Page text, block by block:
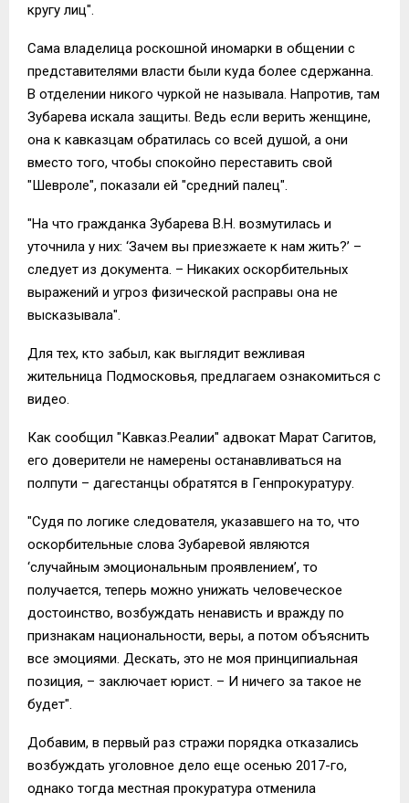
кругу лиц".
Сама владелица роскошной иномарки в общении с
представителями власти были куда более сдержанна.
В отделении никого чуркой не называла. Напротив, там
Зубарева искала защиты. Ведь если верить женщине,
она к кавказцам обратилась со всей душой, а они
вместо того, чтобы спокойно переставить свой
"Шевроле", показали ей "средний палец".
"На что гражданка Зубарева В.Н. возмутилась и
уточнила у них: ‘Зачем вы приезжаете к нам жить?’ –
следует из документа. – Никаких оскорбительных
выражений и угроз физической расправы она не
высказывала".
Для тех, кто забыл, как выглядит вежливая
жительница Подмосковья, предлагаем ознакомиться с
видео.
Как сообщил "Кавказ.Реалии" адвокат Марат Сагитов,
его доверители не намерены останавливаться на
полпути – дагестанцы обратятся в Генпрокуратуру.
"Судя по логике следователя, указавшего на то, что
оскорбительные слова Зубаревой являются
‘случайным эмоциональным проявлением’, то
получается, теперь можно унижать человеческое
достоинство, возбуждать ненависть и вражду по
признакам национальности, веры, а потом объяснить
все эмоциями. Дескать, это не моя принципиальная
позиция, – заключает юрист. – И ничего за такое не
будет".
Добавим, в первый раз стражи порядка отказались
возбуждать уголовное дело еще осенью 2017-го,
однако тогда местная прокуратура отменила